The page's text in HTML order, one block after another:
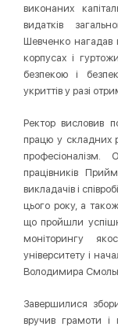
виконаних
видатків
Шевченко нагадав
корпусах і
безпекою і
укриттів у разі
Ректор висловив
працю у складних
працівників
викладачів і
цього року, а
що пройшли
моніторингу
університету і
Володимира
Завершилися
вручив грамоти